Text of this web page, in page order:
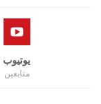
يوتيوب
متابعين